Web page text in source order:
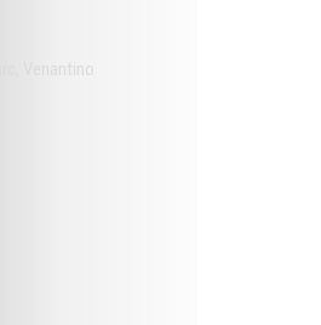
Venantino